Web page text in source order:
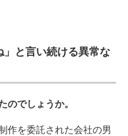
と言い続ける異常な
でしょうか。
作を委託された会社の男